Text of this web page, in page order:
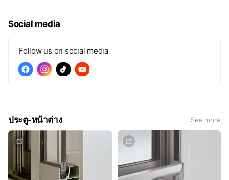
Social media
Follow us on social media
ประตู-หน้าต่าง See more